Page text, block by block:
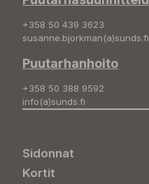
+358 50 439 3623
susanne.bjorkman(a)sunds.fi
Puutarhanhoito
+358 50 388 9592
info(a)sunds.fi
Sidonnat
Kortit